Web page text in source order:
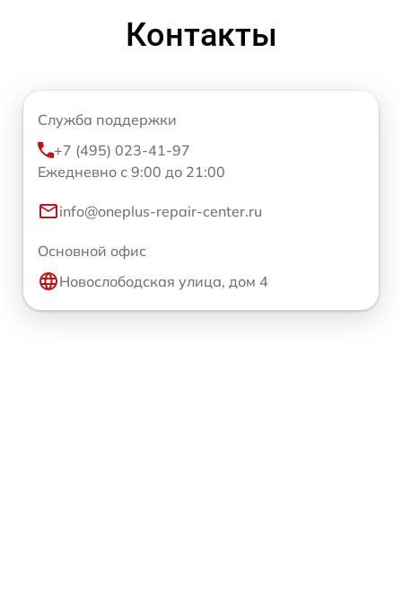
Контакты
Служба поддержки
+7 (495) 023-41-97
Ежедневно с 9:00 до 21:00
info@oneplus-repair-center.ru
Основной офис
Новослободская улица, дом 4